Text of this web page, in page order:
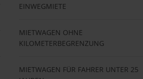
EINWEGMIETE
MIETWAGEN OHNE
KILOMETERBEGRENZUNG
MIETWAGEN FÜR FAHRER UNTER 25